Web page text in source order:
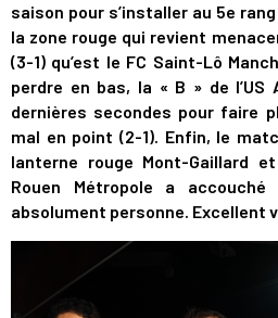
saison pour s’installer au 5e
la zone rouge qui revient
(3-1) qu’est le FC Saint-Lô
perdre en bas, la « B » de
dernières secondes pour faire
mal en point (2-1). Enfin, le
lanterne rouge Mont-Gaillard
Rouen Métropole a accouché
absolument personne. Excellent